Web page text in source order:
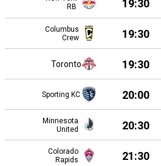
RB
19:30
Columbus
Crew
19:30
Toronto 19:30
Sporting KC 20:00
Minnesota
United
20:30
Colorado
Rapids
21:30